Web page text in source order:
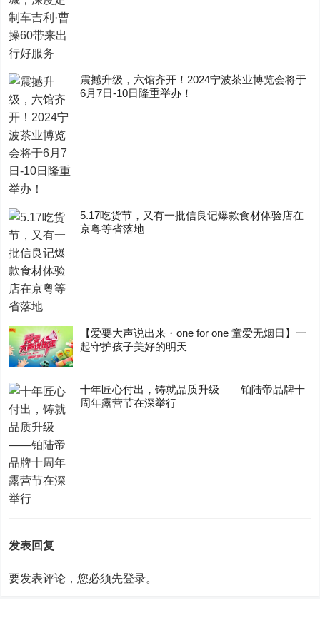
震撼升级，六馆齐开！2024宁波茶业博览会将于
6月7日-10日隆重举办！
5.17吃货节，又有一批信良记爆款食材体验店在
京粤等省落地
【爱要大声说出来・one for one 童爱无烟日】一
起守护孩子美好的明天
十年匠心付出，铸就品质升级——铂陆帝品牌十
周年露营节在深举行
发表回复
要发表评论，您必须先登录。